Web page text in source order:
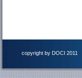
copyright by DOCI 2011